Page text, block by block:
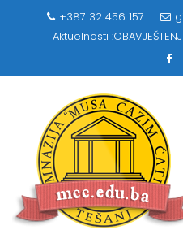
+387 32 456 157
Aktuelnosti :